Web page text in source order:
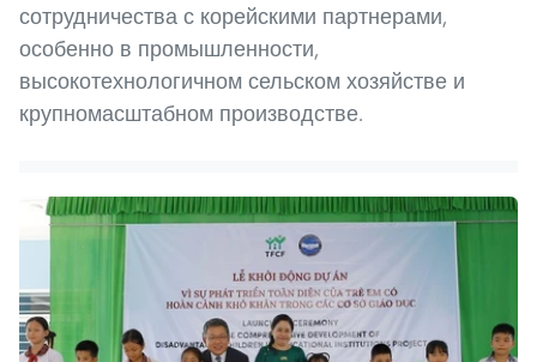
сотрудничества с корейскими партнерами,
особенно в промышленности,
высокотехнологичном сельском хозяйстве и
крупномасштабном производстве.